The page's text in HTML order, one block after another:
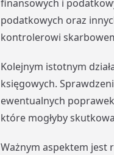
finansowych i
podatkowych oraz
kontrolerowi
Kolejnym istotnym
księgowych.
ewentualnych
które mogłyby
Ważnym aspektem jest